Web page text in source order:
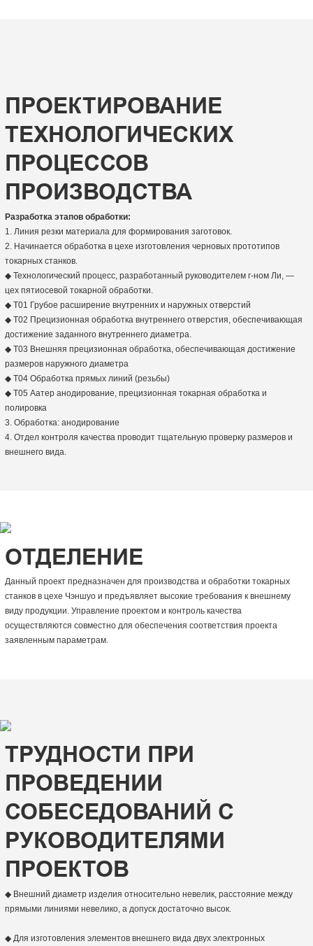
ПРОЕКТИРОВАНИЕ
ТЕХНОЛОГИЧЕСКИХ
ПРОЦЕССОВ
ПРОИЗВОДСТВА
Разработка этапов обработки:
1. Линия резки материала для формирования заготовок.
2. Начинается обработка в цехе изготовления черновых прототипов
токарных станков.
◆ Технологический процесс, разработанный руководителем г-ном Ли, —
цех пятиосевой токарной обработки.
◆ T01 Грубое расширение внутренних и наружных отверстий
◆ Т02 Прецизионная обработка внутреннего отверстия, обеспечивающая
достижение заданного внутреннего диаметра.
◆ T03 Внешняя прецизионная обработка, обеспечивающая достижение
размеров наружного диаметра
◆ T04 Обработка прямых линий (резьбы)
◆ Т05 Аатер анодирование, прецизионная токарная обработка и
полировка
3. Обработка: анодирование
4. Отдел контроля качества проводит тщательную проверку размеров и
внешнего вида.
ОТДЕЛЕНИЕ
Данный проект предназначен для производства и обработки токарных
станков в цехе Чэншуо и предъявляет высокие требования к внешнему
виду продукции. Управление проектом и контроль качества
осуществляются совместно для обеспечения соответствия проекта
заявленным параметрам.
ТРУДНОСТИ ПРИ
ПРОВЕДЕНИИ
СОБЕСЕДОВАНИЙ С
РУКОВОДИТЕЛЯМИ
ПРОЕКТОВ
◆ Внешний диаметр изделия относительно невелик, расстояние между
прямыми линиями невелико, а допуск достаточно высок.
◆ Для изготовления элементов внешнего вида двух электронных